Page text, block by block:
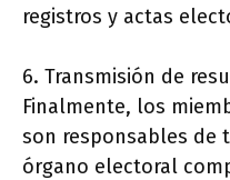
registros y actas
6. Transmisión de
Finalmente, los
son responsables de
órgano electoral